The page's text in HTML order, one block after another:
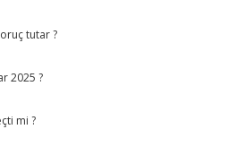
tutar ?
2025 ?
mi ?